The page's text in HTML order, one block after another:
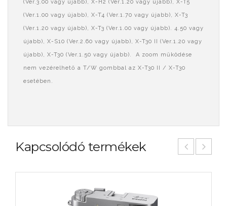
(Ver.3.00 vagy újabb), X-H2 (Ver.1.20 vagy újabb), X-T5
(Ver.1.00 vagy újabb), X-T4 (Ver.1.70 vagy újabb), X-T3
(Ver.1.20 vagy újabb), X-T3 (Ver.1.00 vagy újabb). 4.50 vagy
újabb), X-S10 (Ver.2.60 vagy újabb), X-T30 II (Ver.1.20 vagy
újabb), X-T30 (Ver.1.50 vagy újabb). A zoom működése
nem vezérelhető a T/W gombbal az X-T30 II / X-T30
esetében.
Kapcsolódó termékek